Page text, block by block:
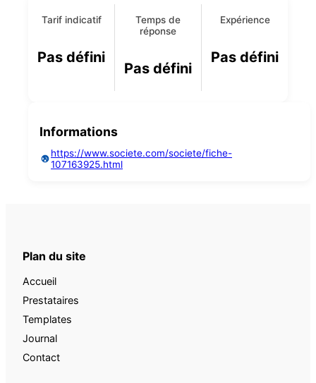
Tarif indicatif
Pas défini
Temps de
réponse
Pas défini
Expérience
Pas défini
Informations
https://www.societe.com/societe/fiche-
107163925.html
Plan du site
Accueil
Prestataires
Templates
Journal
Contact